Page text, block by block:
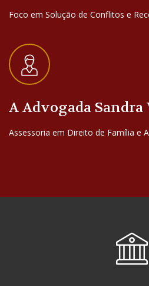
Foco em Solução de Conflitos e
A Advogada
Assessoria em Direito de Família e